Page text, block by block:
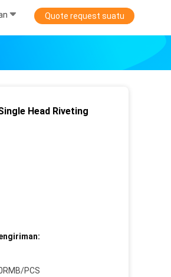
Quote request suatu
Head Riveting
PCS